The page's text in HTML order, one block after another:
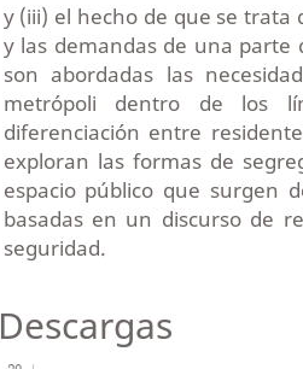
y (iii) el hecho de que se trata
y las demandas de una parte
son abordadas las
metrópoli dentro de los
diferenciación entre
exploran las formas de
espacio público que surgen
basadas en un discurso de
seguridad.
Descargas